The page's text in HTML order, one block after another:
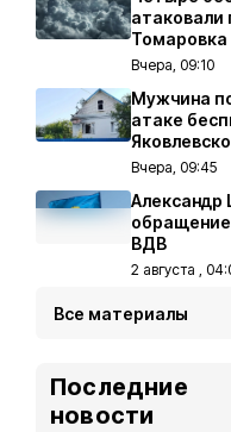
атаковали
Томаровка
Вчера, 09:10
Мужчина
атаке
Вчера, 09:45
Александр
ВДВ
2 августа ,
Все материалы
Последние
новости